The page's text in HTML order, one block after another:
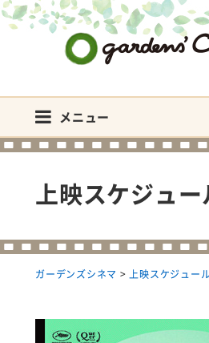
メニュー
上映スケジュー
ガーデンズシネマ >上映スケジュー